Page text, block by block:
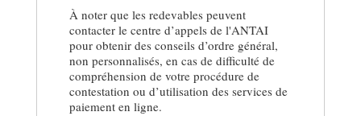
À noter que les redevables peuvent
contacter le centre d’appels de l'ANTAI
pour obtenir des conseils d’ordre général,
non personnalisés, en cas de difficulté de
compréhension de votre procédure de
contestation ou d’utilisation des services de
paiement en ligne.